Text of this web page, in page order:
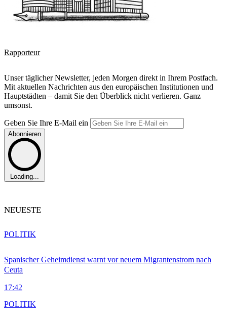
Rapporteur
Unser täglicher Newsletter, jeden Morgen direkt in Ihrem Postfach.
Mit aktuellen Nachrichten aus den europäischen Institutionen und
Hauptstädten – damit Sie den Überblick nicht verlieren. Ganz
umsonst.
Geben Sie Ihre E-Mail ein
Abonnieren
Loading...
NEUESTE
Spanischer Geheimdienst warnt vor neuem Migrantenstrom nach
Ceuta
17:42
POLITIK
POLITIK